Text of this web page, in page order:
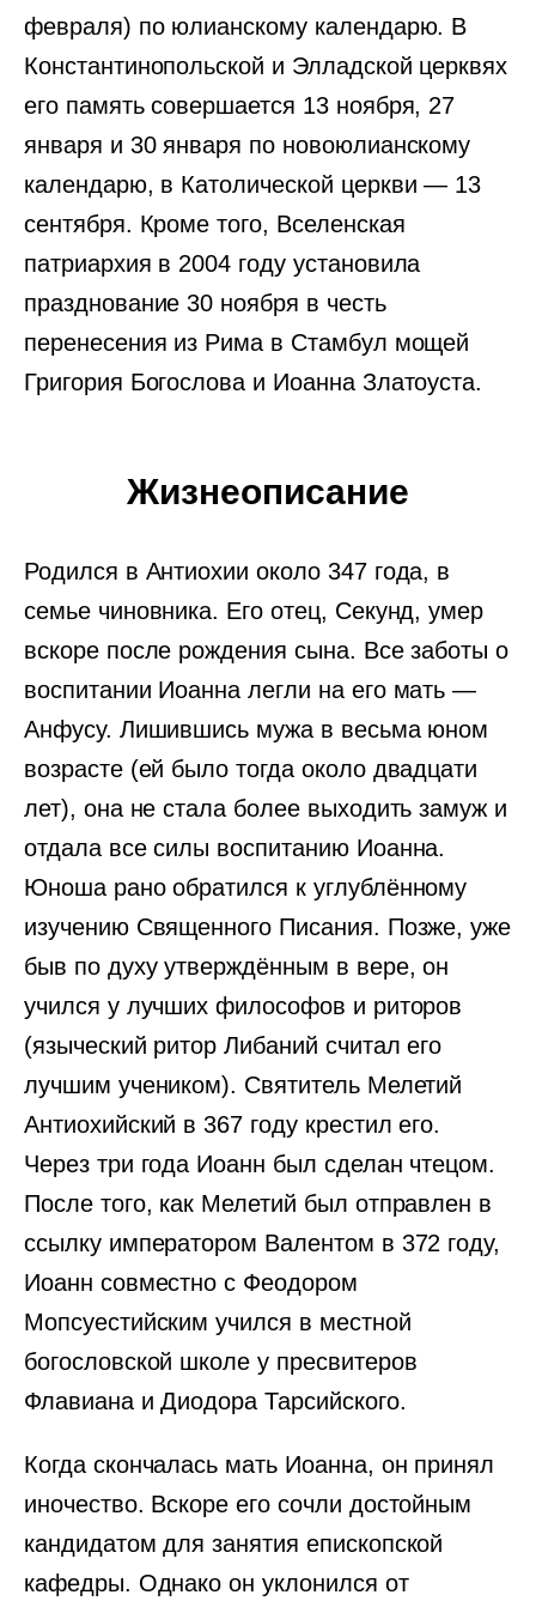
февраля) по юлианскому календарю. В
Константинопольской и Элладской церквях
его память совершается 13 ноября, 27
января и 30 января по новоюлианскому
календарю, в Католической церкви — 13
сентября. Кроме того, Вселенская
патриархия в 2004 году установила
празднование 30 ноября в честь
перенесения из Рима в Стамбул мощей
Григория Богослова и Иоанна Златоуста.
Жизнеописание
Родился в Антиохии около 347 года, в
семье чиновника. Его отец, Секунд, умер
вскоре после рождения сына. Все заботы о
воспитании Иоанна легли на его мать —
Анфусу. Лишившись мужа в весьма юном
возрасте (ей было тогда около двадцати
лет), она не стала более выходить замуж и
отдала все силы воспитанию Иоанна.
Юноша рано обратился к углублённому
изучению Священного Писания. Позже, уже
быв по духу утверждённым в вере, он
учился у лучших философов и риторов
(языческий ритор Либаний считал его
лучшим учеником). Святитель Мелетий
Антиохийский в 367 году крестил его.
Через три года Иоанн был сделан чтецом.
После того, как Мелетий был отправлен в
ссылку императором Валентом в 372 году,
Иоанн совместно с Феодором
Мопсуестийским учился в местной
богословской школе у пресвитеров
Флавиана и Диодора Тарсийского.
Когда скончалась мать Иоанна, он принял
иночество. Вскоре его сочли достойным
кандидатом для занятия епископской
кафедры. Однако он уклонился от